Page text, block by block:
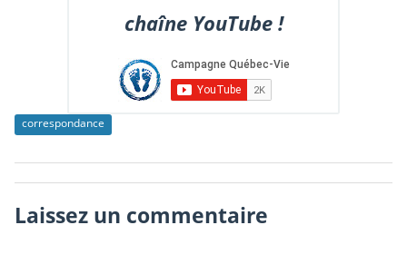
chaîne YouTube !
correspondance
Laissez un commentaire